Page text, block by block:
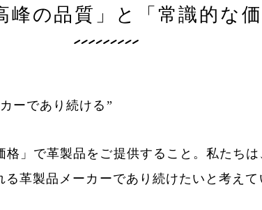
峰の品質」と「常識的な
ーであり続ける”
」で革製品をご提供すること。私たち
革製品メーカーであり続けたいと考え